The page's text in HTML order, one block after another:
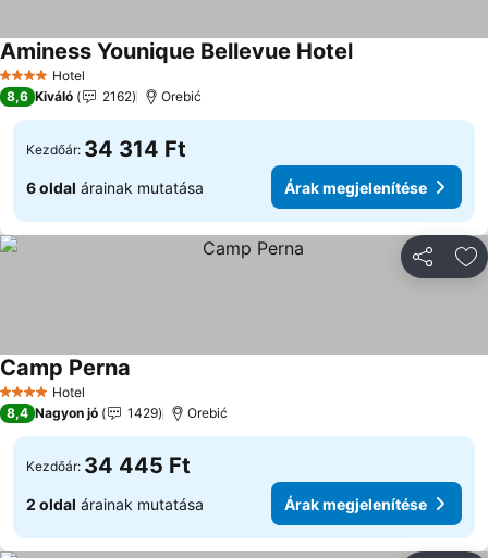
4 KategóriaHotel
Aminess Younique Bellevue HotelÁrak
8,6 Kiváló 2162 Orebić
Kezdőár: 34 314 Ft
6 oldal árainak mutatása Árak megjelenítése
4 KategóriaHotel
Camp Perna
8,4 Nagyon jó 1429 Orebić
Kezdőár: 34 445 Ft
2 oldal árainak mutatása Árak megjelenítése